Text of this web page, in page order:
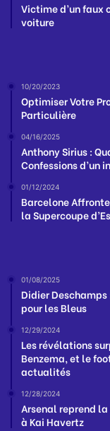
Victime d’un faux
voiture
10/20/2023
Optimiser Votre
Particulière
04/16/2025
Anthony Sirius :
Confessions d’un
01/12/2024
Barcelone
la Supercoupe
01/08/2025
Didier
pour les Bleus
12/29/2024
Les révélations
Benzema, et le
actualités
12/28/2024
Arsenal reprend
à Kai Havertz